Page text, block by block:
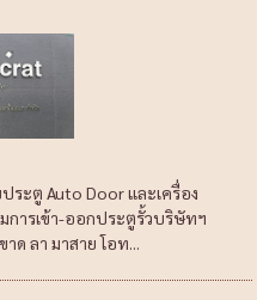
ระตู Auto Door และเครื่อง
การเข้า-ออกประตูรั้วบริษัทฯ
าด ลา มาสาย โอท...